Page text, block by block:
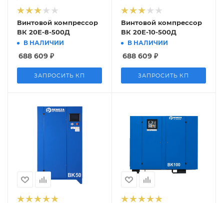
Винтовой компрессор
ВК 20Е-8-500Д
В НАЛИЧИИ
688 609 ₽
ЗАПРОСИТЬ КП
Винтовой компрессор
ВК 20Е-10-500Д
В НАЛИЧИИ
688 609 ₽
ЗАПРОСИТЬ КП